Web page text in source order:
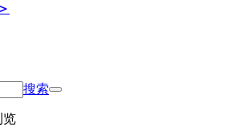
搜索
览